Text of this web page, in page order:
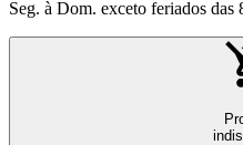
Seg. à Dom. exceto feriados das